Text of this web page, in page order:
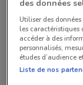
149 RUE
1.2 km
des données
Utiliser des
les caractéristiques
accéder à des
personnalisés,
études d’audience
Liste de nos